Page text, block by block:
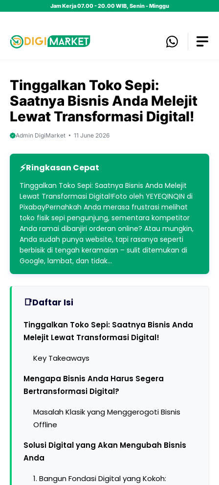
Jam Kerja 07.00 - 20.00 WIB, Senin - Minggu
Tinggalkan Toko Sepi:
Saatnya Bisnis Anda Melejit
Lewat Transformasi Digital!
Admin DigiMarket 11 June 2026
Ringkasan Cepat
Tinggalkan Toko Sepi: Saatnya Bisnis Anda Melejit
Lewat Transformasi Digital!Foto oleh YEYEQINQIN di
PixabayPernahkah Anda merasa frustrasi melihat
toko fisik sepi pengunjung, sementara kompetitor
Anda ramai dibanjiri orderan online? Atau mungkin,
Anda sudah punya website, tapi rasanya seperti
berbisik di tengah keramaian – sulit ditemukan di
Google, lambat, dan tidak…
Daftar Isi
Tinggalkan Toko Sepi: Saatnya Bisnis Anda
Melejit Lewat Transformasi Digital!
Key Takeaways
Mengapa Bisnis Anda Harus Segera
Bertransformasi Digital?
Masalah Klasik yang Menggerogoti Bisnis
Offline
Solusi Digital yang Akan Mengubah Bisnis
Anda
1. Bangun Fondasi Digital yang Kokoh: